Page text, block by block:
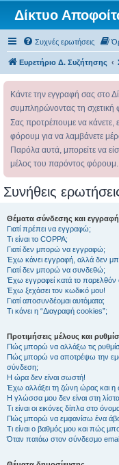
Δίκτυο
Συχνές ερωτήσεις
Ευρετήριο Δ. Συζήτησης
Κάντε την εγγραφή σας στο
συμπληρώνοντας τη σχετική
Σας προτρέπουμε να κάνετε,
φόρουμ για να λαμβάνετε
Παρόλα αυτά, μπορείτε να
μέλος του παρόντος φόρουμ.
Συνήθεις
Θέματα σύνδεσης και
Γιατί πρέπει να εγγραφώ;
Τι είναι το COPPA;
Γιατί δεν μπορώ να εγγραφώ;
Έχω κάνει εγγραφή, αλλά δεν
Γιατί δεν μπορώ να συνδεθώ;
Έχω εγγραφεί κατά το
Έχω ξεχάσει τον κωδικό μου!
Γιατί αποσυνδέομαι αυτόματα;
Τι κάνει η “Διαγραφή cookies”;
Προτιμήσεις μέλους και
Πώς μπορώ να αλλάξω τις
Πώς μπορώ να αποτρέψω την
σύνδεση;
Η ώρα δεν είναι σωστή!
Έχω αλλάξει τη ζώνη ώρας και η
Η γλώσσα μου δεν είναι στη
Τι είναι οι εικόνες δίπλα στο
Πώς μπορώ να εμφανίσω ένα
Τι είναι ο βαθμός μου και πώς
Όταν πατάω στον σύνδεσμο